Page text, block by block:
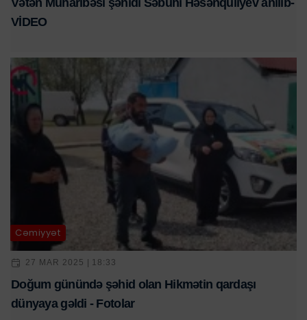
VİDEO
Cəmiyyət
27 MAR 2025 | 18:33
Doğum günündə şəhid olan Hikmətin qardaşı
dünyaya gəldi - Fotolar